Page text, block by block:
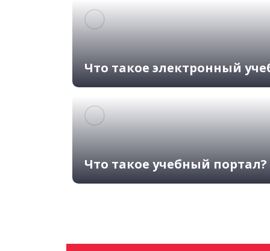
Что такое электронный
Что такое учебный портал?